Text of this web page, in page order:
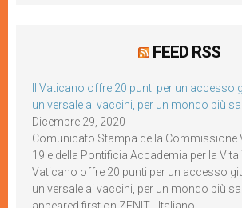
FEED RSS
Il Vaticano offre 20 punti per un accesso
universale ai vaccini, per un mondo più
Dicembre 29, 2020
Comunicato Stampa della Commissione
19 e della Pontificia Accademia per la Vita
Vaticano offre 20 punti per un accesso
universale ai vaccini, per un mondo più